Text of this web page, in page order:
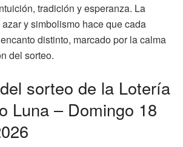
tradición y esperanza. La
y simbolismo hace que cada
distinto, marcado por la calma
del sorteo.
sorteo de la Lotería
Luna – Domingo 18